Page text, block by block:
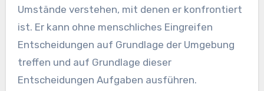
Umstände verstehen, mit denen er konfrontiert
ist. Er kann ohne menschliches Eingreifen
Entscheidungen auf Grundlage der Umgebung
treffen und auf Grundlage dieser
Entscheidungen Aufgaben ausführen.